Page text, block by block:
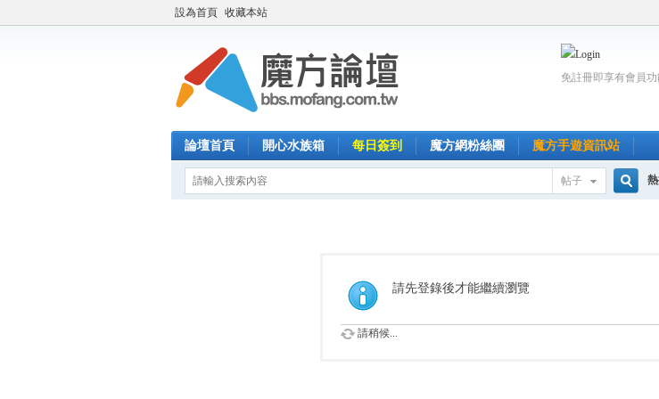
設為首頁 收藏本站
免註冊即享有會員
論壇首頁 開心水族箱 每日簽到 魔方網粉絲團 魔方手遊資訊站
帖子
請先登錄後才能繼續瀏覽
請稍候...